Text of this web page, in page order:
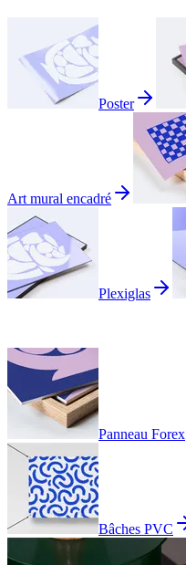
Poster
Art mural encadré
Plexiglas
Panneau Forex
Bâches PVC